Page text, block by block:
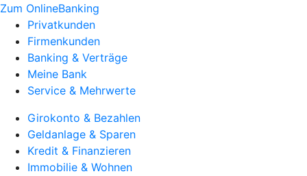
Zum OnlineBanking
Privatkunden
Firmenkunden
Banking & Verträge
Meine Bank
Service & Mehrwerte
Girokonto & Bezahlen
Geldanlage & Sparen
Kredit & Finanzieren
Immobilie & Wohnen